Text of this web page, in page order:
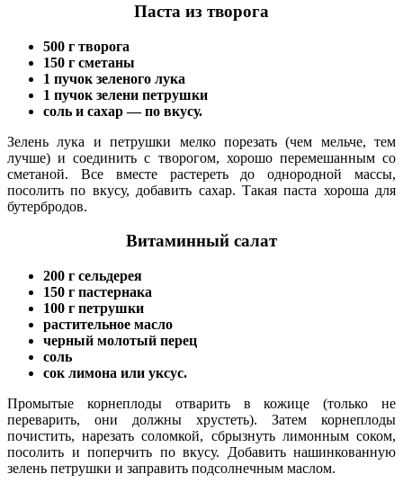
Паста из творога
500 г творога
150 г сметаны
1 пучок зеленого лука
1 пучок зелени петрушки
соль и сахар — по вкусу.
Зелень лука и петрушки мелко порезать (чем мельче, тем
лучше) и соединить с творогом, хорошо перемешанным со
сметаной. Все вместе растереть до однородной массы,
посолить по вкусу, добавить сахар. Такая паста хороша для
бутербродов.
Витаминный салат
200 г сельдерея
150 г пастернака
100 г петрушки
растительное масло
черный молотый перец
соль
сок лимона или уксус.
Промытые корнеплоды отварить в кожице (только не
переварить, они должны хрустеть). Затем корнеплоды
почистить, нарезать соломкой, сбрызнуть лимонным соком,
посолить и поперчить по вкусу. Добавить нашинкованную
зелень петрушки и заправить подсолнечным маслом.